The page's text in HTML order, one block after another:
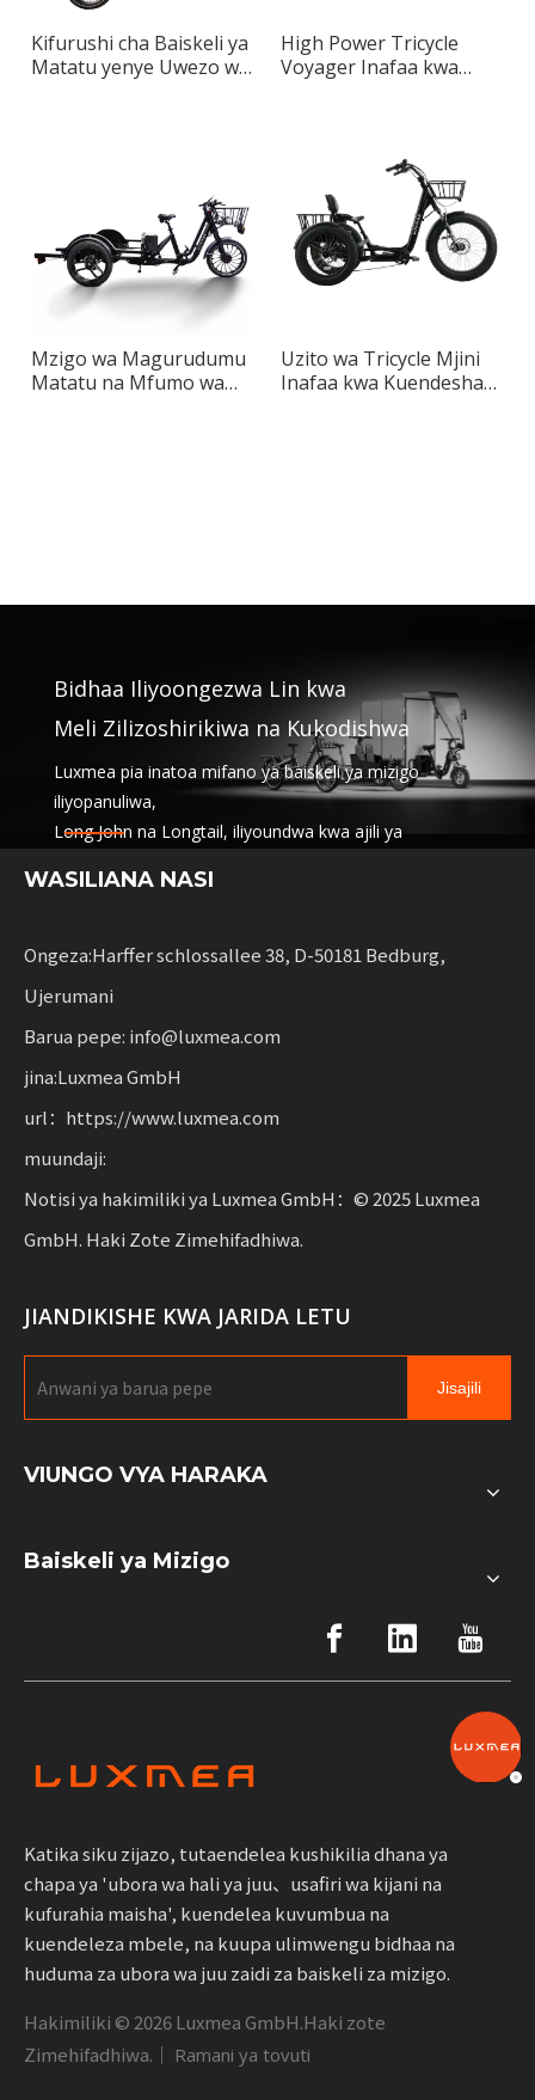
Kifurushi cha Baiskeli ya
Matatu yenye Uwezo wa
High Power Tricycle
Voyager Inafaa kwa
Mzigo wa Magurudumu
Matatu na Mfumo wa
Uzito wa Tricycle Mjini
Inafaa kwa Kuendesha
Bidhaa Iliyoongezwa Lin kwa
Meli Zilizoshirikiwa na Kukodishwa
Luxmea pia inatoa mifano ya baiskeli ya mizigo
iliyopanuliwa,
Long John na Longtail, iliyoundwa kwa ajili ya
huduma za kushiriki na meli za kukodisha. Suluhisho
na kubadilika kwa biashara zinazoongeza uhamaji
WASILIANA NASI
Ongeza:Harffer schlossallee 38, D-50181 Bedburg,
Ujerumani
Barua pepe: info@luxmea.com
jina:Luxmea GmbH
url：https://www.luxmea.com
muundaji:
Notisi ya hakimiliki ya Luxmea GmbH：© 2025 Luxmea
GmbH. Haki Zote Zimehifadhiwa.
JIANDIKISHE KWA JARIDA LETU
Jisajili
VIUNGO VYA HARAKA
Baiskeli ya Mizigo
Katika siku zijazo, tutaendelea kushikilia dhana ya
chapa ya 'ubora wa hali ya juu、usafiri wa kijani na
kufurahia maisha', kuendelea kuvumbua na
kuendeleza mbele, na kuupa ulimwengu bidhaa na
huduma za ubora wa juu zaidi za baiskeli za mizigo.
Hakimiliki © 2026Luxmea GmbH.Haki zote
Zimehifadhiwa.｜ Ramani ya tovuti